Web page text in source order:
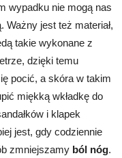
wypadku nie mogą nas
Ważny jest też materiał,
takie wykonane z
dzięki temu
pocić, a skóra w takim
miękką wkładkę do
i klapek
jest, gdy codziennie
zmniejszamy ból nóg.